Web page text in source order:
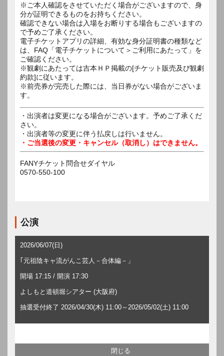
※ご本人確認をさせていただく場合がございますので、身
分が証明できるものをお持ちください。
確認できない場合は入場をお断りする場合もございますの
で予めご了承ください。
電子チケットアプリの詳細、有効な身分証明書の種類など
は、FAQ「電子チケットについて＞ご利用にあたって」を
ご確認ください。
※観劇にあたっては吉本ＨＰ掲載の[チケット販売及び観劇
約款]に従います。
※前売券が完売した際には、当日券がない場合がございま
す。
・出演者は変更になる場合がございます。予めご了承くだ
さい。
・出演者等の変更に伴う払戻しは行いません。
・ご当選後の変更・キャンセル（取消し）はできません。
FANYチケット問合せダイヤル
0570-550-100
公演
2026/06/07(日)
｢元祖陰キャ流がんこ芸人－合体編－」
開場 17:15 / 開演 17:30
よしもと道頓堀シアター (大阪府)
抽選受付終了 2026/04/30(木) 11:00～2026/05/02(土) 11:00